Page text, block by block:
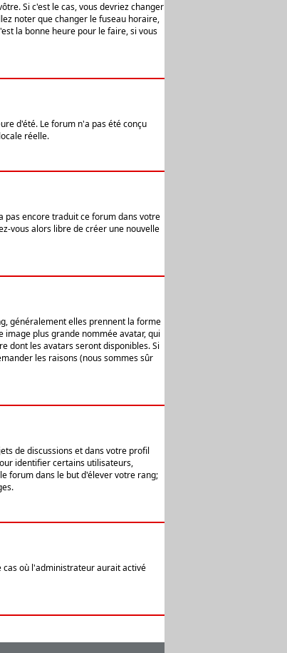
Si c'est le cas, vous devriez changer
noter que changer le fuseau horaire,
la bonne heure pour le faire, si vous
d'été. Le forum n'a pas été conçu
réelle.
pas encore traduit ce forum dans votre
vous alors libre de créer une nouvelle
généralement elles prennent la forme
image plus grande nommée avatar, qui
dont les avatars seront disponibles. Si
les raisons (nous sommes sûr
de discussions et dans votre profil
identifier certains utilisateurs,
forum dans le but d'élever votre rang;
cas où l'administrateur aurait activé